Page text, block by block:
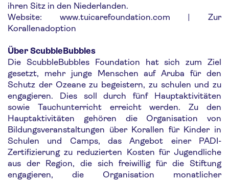
ihren Sitz in den Niederlanden.
Website: www.tuicarefoundation.com | Zur
Korallenadoption
Über ScubbleBubbles
Die ScubbleBubbles Foundation hat sich zum Ziel
gesetzt, mehr junge Menschen auf Aruba für den
Schutz der Ozeane zu begeistern, zu schulen und zu
engagieren. Dies soll durch fünf Hauptaktivitäten
sowie Tauchunterricht erreicht werden. Zu den
Hauptaktivitäten gehören die Organisation von
Bildungsveranstaltungen über Korallen für Kinder in
Schulen und Camps, das Angebot einer PADI-
Zertifizierung zu reduzierten Kosten für Jugendliche
aus der Region, die sich freiwillig für die Stiftung
engagieren, die Organisation monatlicher